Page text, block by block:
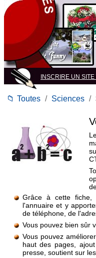
INSCRIRE UN
📁 Toutes / Sciences /
Grâce à cette fiche,
l'annuaire et y
de téléphone, de
Vous pouvez bien sûr
Vous pouvez
haut des pages,
presse, soutient sur